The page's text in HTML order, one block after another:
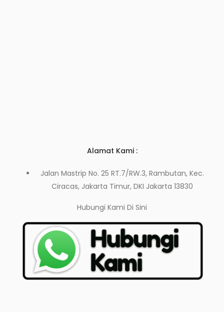
Alamat Kami :
Jalan Mastrip No. 25 RT.7/RW.3, Rambutan, Kec.
Ciracas, Jakarta Timur, DKI Jakarta 13830
Hubungi Kami Di Sini